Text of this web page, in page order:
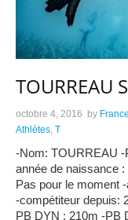
TOURREAU
octobre 4, 2016 by
Athlètes, T
-Nom: TOURREAU -
année de naissance
Pas pour le moment
-compétiteur depuis:
PB DYN : 210m -PB